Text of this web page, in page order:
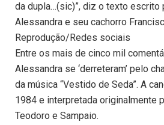
da dupla…(sic)”, diz o texto escrito
Alessandra e seu cachorro
Reprodução/Redes sociais
Entre os mais de cinco mil
Alessandra se ‘derreteram’ pelo
da música “Vestido de Seda”. A
1984 e interpretada originalmente
Teodoro e Sampaio.